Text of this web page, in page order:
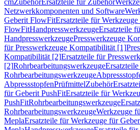
cmZubehörErsatzteile für Zubehör
Netzwerkkomponenten und Software
Geberit FlowFitErsatzteile für
FlowFitHandpresswerkzeugeErsatzteile
HandpresswerkzeugePresswerkzeuge
für Presswerkzeuge Kompatibilität [1]
Kompatibilität [2]Ersatzteile für
[2]Rohrbearbeitungswerkzeuge
Rohrbearbeitungswerkzeuge
AbpressstopfenPrüfmittelZubehör
für Geberit PushFitErsatzteile für
PushFitRohrbearbeitungswerkzeuge
RohrbearbeitungswerkzeugeWerkzeuge
MeplaErsatzteile für Werkzeuge für